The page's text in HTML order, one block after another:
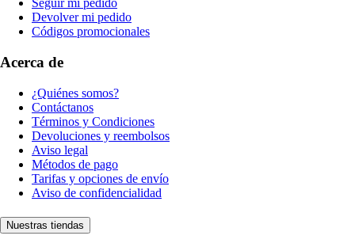
Seguir mi pedido
Devolver mi pedido
Códigos promocionales
Acerca de
¿Quiénes somos?
Contáctanos
Términos y Condiciones
Devoluciones y reembolsos
Aviso legal
Métodos de pago
Tarifas y opciones de envío
Aviso de confidencialidad
Nuestras tiendas